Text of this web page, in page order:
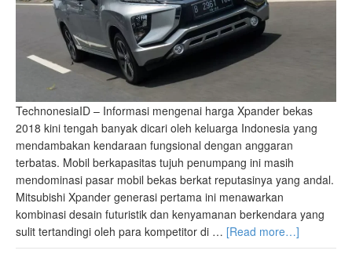
TechnonesiaID – Informasi mengenai harga Xpander bekas
2018 kini tengah banyak dicari oleh keluarga Indonesia yang
mendambakan kendaraan fungsional dengan anggaran
terbatas. Mobil berkapasitas tujuh penumpang ini masih
mendominasi pasar mobil bekas berkat reputasinya yang andal.
Mitsubishi Xpander generasi pertama ini menawarkan
kombinasi desain futuristik dan kenyamanan berkendara yang
sulit tertandingi oleh para kompetitor di … [Read more…]